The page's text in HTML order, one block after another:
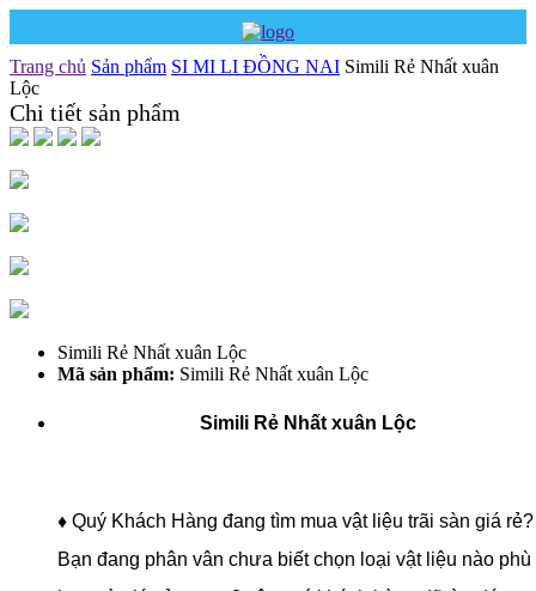
Trang chủ Sản phẩm SI MI LI ĐỒNG NAI Simili Rẻ Nhất xuân
Lộc
Chi tiết sản phẩm
Simili Rẻ Nhất xuân Lộc
Mã sản phẩm: Simili Rẻ Nhất xuân Lộc
Simili Rẻ Nhất xuân Lộc
♦ Quý Khách Hàng đang tìm mua vật liệu trãi sàn giá rẻ?
Bạn đang phân vân chưa biết chọn loại vật liệu nào phù